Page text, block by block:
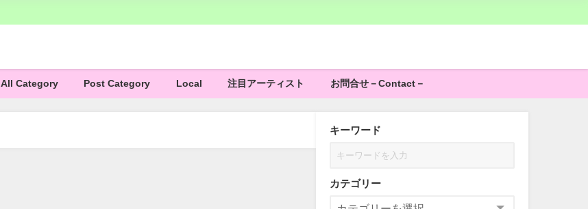
All Category Post Category Local 注目アーティスト お問合せ－Contact－
キーワード
カテゴリー